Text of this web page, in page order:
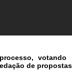
votando
de